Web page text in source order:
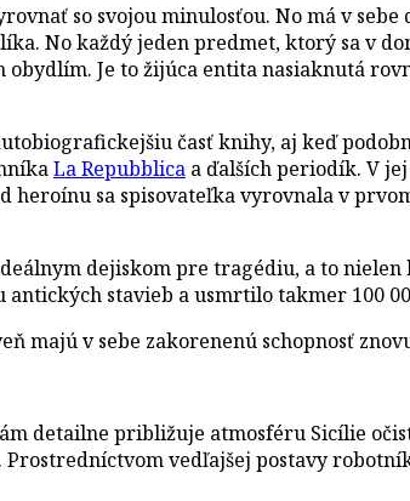
so svojou minulosťou. No má v sebe
No každý jeden predmet, ktorý sa v
Je to žijúca entita nasiaknutá
časť knihy, aj keď
La Repubblica a ďalších periodík. V
heroínu sa spisovateľka vyrovnala v
dejiskom pre tragédiu, a to
stavieb a usmrtilo takmer 100
majú v sebe zakorenenú schopnosť
detailne približuje atmosféru Sicílie
vedľajšej postavy